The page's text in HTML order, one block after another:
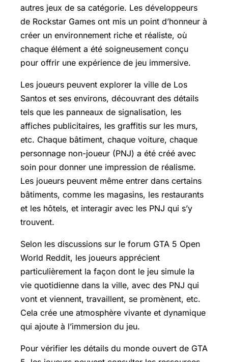
autres jeux de sa catégorie. Les développeurs
de Rockstar Games ont mis un point d’honneur à
créer un environnement riche et réaliste, où
chaque élément a été soigneusement conçu
pour offrir une expérience de jeu immersive.
Les joueurs peuvent explorer la ville de Los
Santos et ses environs, découvrant des détails
tels que les panneaux de signalisation, les
affiches publicitaires, les graffitis sur les murs,
etc. Chaque bâtiment, chaque voiture, chaque
personnage non-joueur (PNJ) a été créé avec
soin pour donner une impression de réalisme.
Les joueurs peuvent même entrer dans certains
bâtiments, comme les magasins, les restaurants
et les hôtels, et interagir avec les PNJ qui s’y
trouvent.
Selon les discussions sur le forum GTA 5 Open
World Reddit, les joueurs apprécient
particulièrement la façon dont le jeu simule la
vie quotidienne dans la ville, avec des PNJ qui
vont et viennent, travaillent, se promènent, etc.
Cela crée une atmosphère vivante et dynamique
qui ajoute à l’immersion du jeu.
Pour vérifier les détails du monde ouvert de GTA